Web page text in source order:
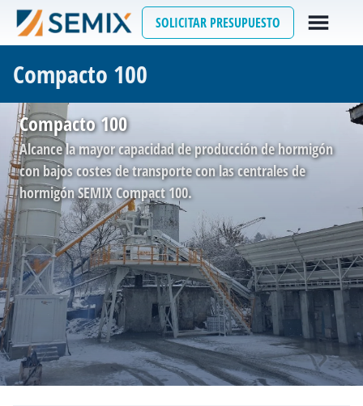
SOLICITAR PRESUPUESTO
Compacto 100
Compacto 100
Alcance la mayor capacidad de producción de hormigón
con bajos costes de transporte con las centrales de
hormigón SEMIX Compact 100.